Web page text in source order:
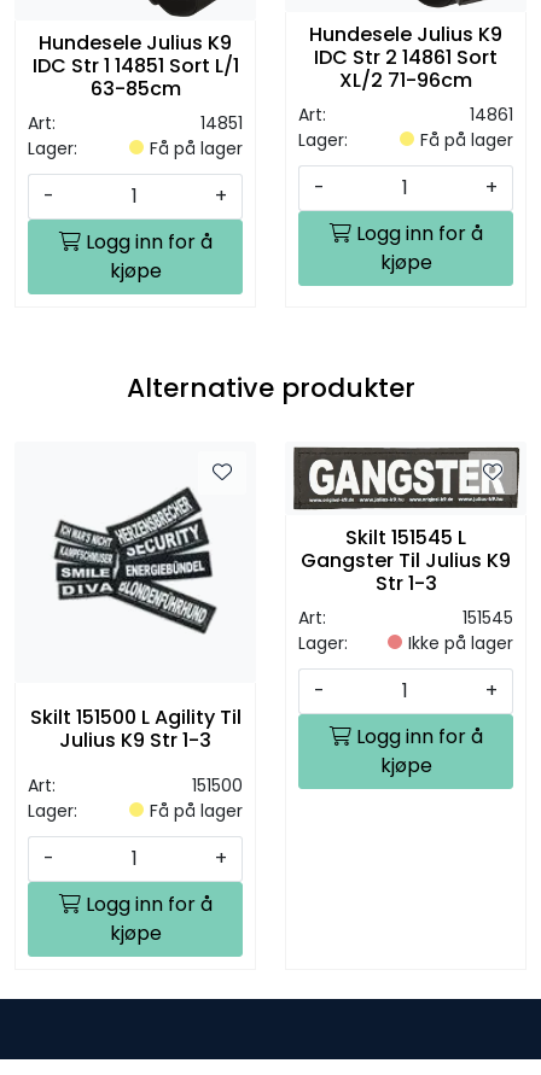
Hundesele Julius K9
IDC Str 1 14851 Sort L/1
63-85cm
Art:
14851
Lager:
Få på lager
-
+
Logg inn for å
kjøpe
Hundesele Julius K9
IDC Str 2 14861 Sort
XL/2 71-96cm
Art:
14861
Lager:
Få på lager
-
+
Logg inn for å
kjøpe
Alternative produkter
Skilt 151500 L Agility Til
Julius K9 Str 1-3
Art:
151500
Lager:
Få på lager
-
+
Logg inn for å
kjøpe
Skilt 151545 L
Gangster Til Julius K9
Str 1-3
Art:
151545
Lager:
Ikke på lager
-
+
Logg inn for å
kjøpe